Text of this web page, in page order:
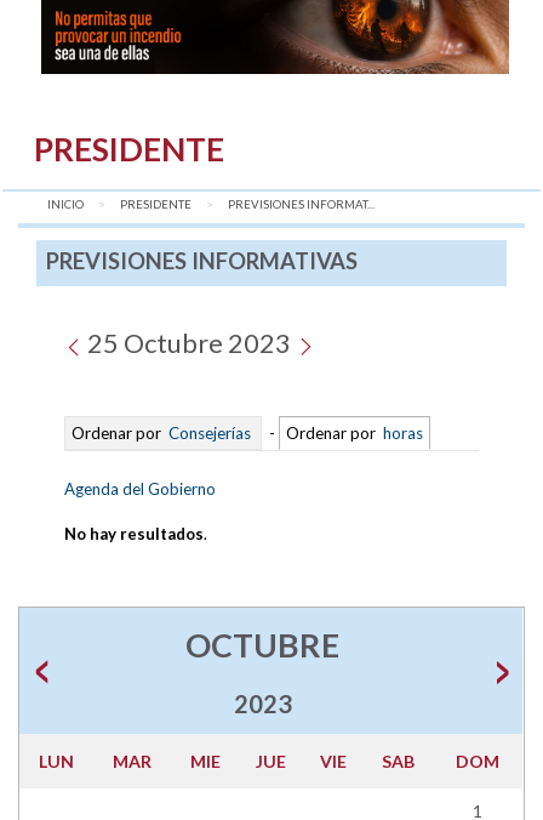
PRESIDENTE
INICIO PRESIDENTE AQUÍ:
PREVISIONES INFORMAT...
PREVISIONES INFORMATIVAS
25 Octubre 2023
Ordenar por Consejerías - Ordenar por horas
Agenda del Gobierno
No hay resultados.
OCTUBRE
2023
LUN MAR MIE JUE VIE SAB DOM
1